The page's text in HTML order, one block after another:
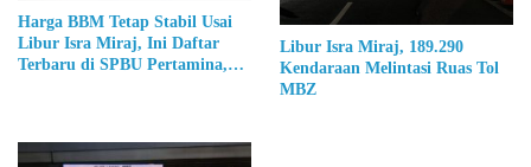
Harga BBM Tetap Stabil Usai
Libur Isra Miraj, Ini Daftar
Terbaru di SPBU Pertamina,
Libur Isra Miraj, 189.290
Kendaraan Melintasi Ruas Tol
MBZ